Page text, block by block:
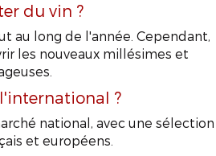
APPELEZ-NOUS !
du vin ?
au long de l'année. Cependant,
les nouveaux millésimes et
?
national, avec une sélection
et européens.